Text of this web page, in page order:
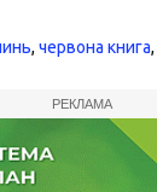
, червона книга,
РЕКЛАМА